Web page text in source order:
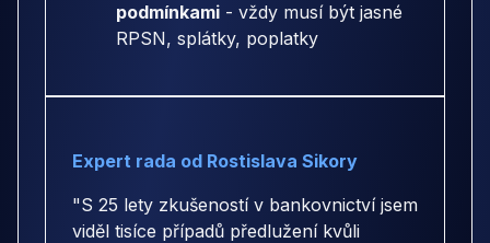
podmínkami - vždy musí být jasné
RPSN, splátky, poplatky
Expert rada od Rostislava Sikory
"S 25 lety zkušeností v bankovnictví jsem
viděl tisíce případů předlužení kvůli